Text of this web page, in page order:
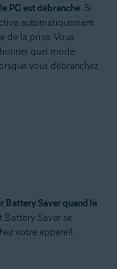
PC est débranché . Si
automatiquement
de la prise. Vous
quel mode
vous débranchez
Battery Saver quand le
Battery Saver se
votre appareil.